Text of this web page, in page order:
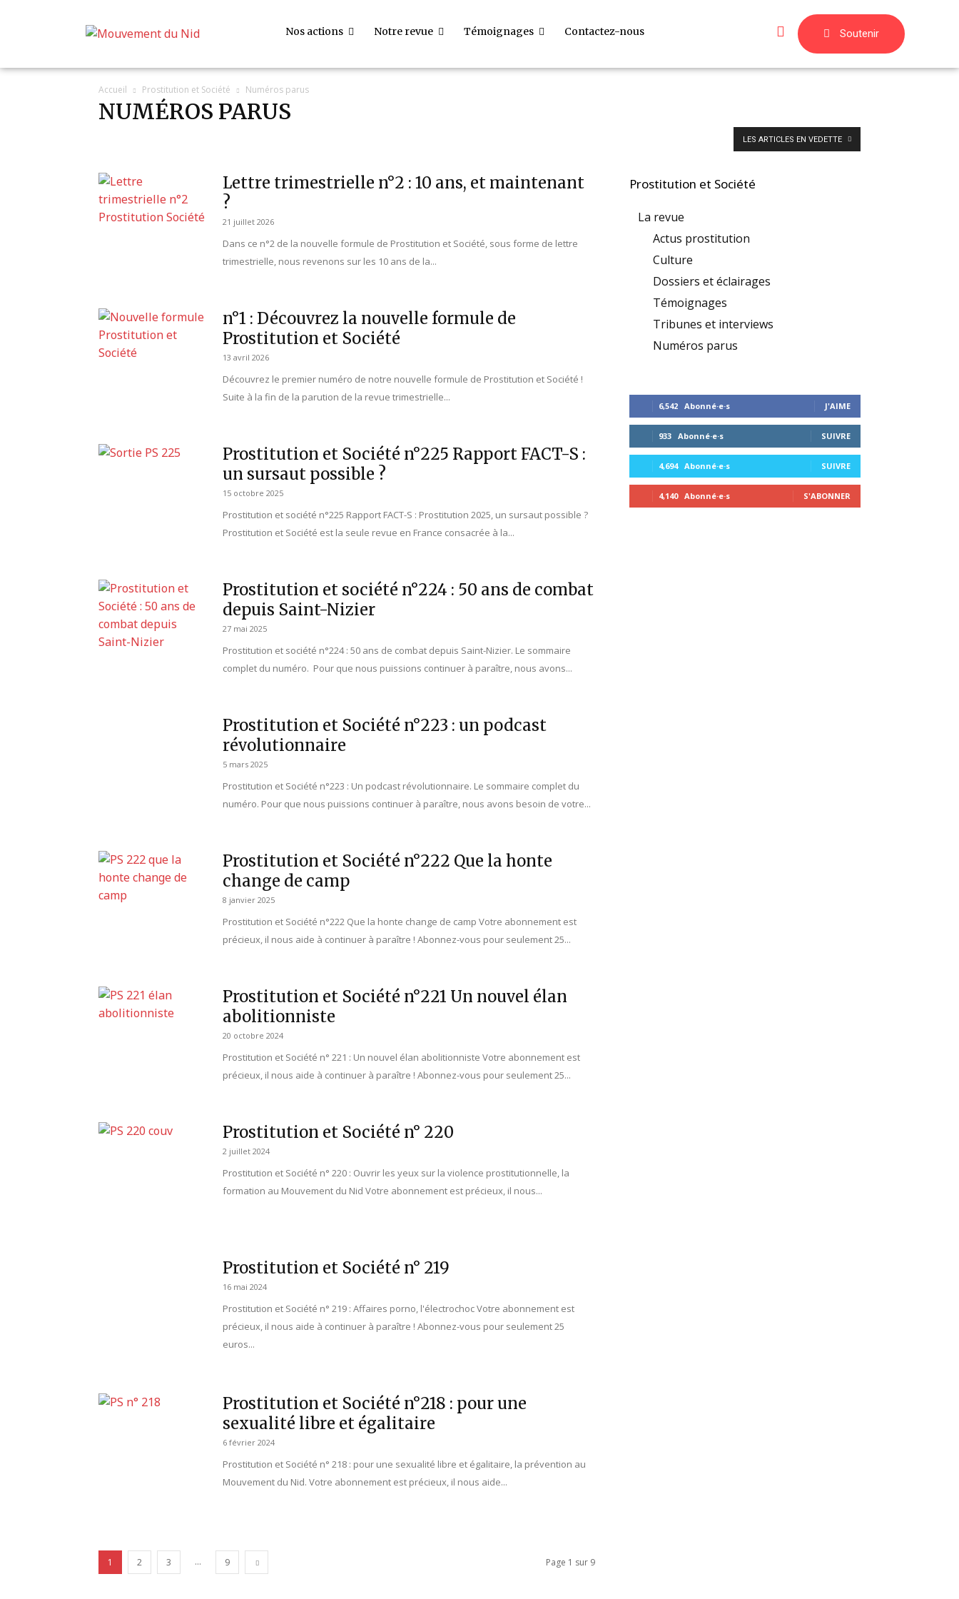
Soutenir
Nos actions Notre revue Témoignages Contactez-nous
Accueil Prostitution et Société Numéros parus
NUMÉROS PARUS
LES ARTICLES EN VEDETTE
Lettre trimestrielle n°2 : 10 ans, et maintenant
?
21 juillet 2026
Dans ce n°2 de la nouvelle formule de Prostitution et Société, sous forme de lettre
trimestrielle, nous revenons sur les 10 ans de la...
n°1 : Découvrez la nouvelle formule de
Prostitution et Société
13 avril 2026
Découvrez le premier numéro de notre nouvelle formule de Prostitution et Société !
Suite à la fin de la parution de la revue trimestrielle...
Prostitution et Société n°225 Rapport FACT-S :
un sursaut possible ?
15 octobre 2025
Prostitution et société n°225 Rapport FACT-S : Prostitution 2025, un sursaut possible ?
Prostitution et Société est la seule revue en France consacrée à la...
Prostitution et société n°224 : 50 ans de combat
depuis Saint-Nizier
27 mai 2025
Prostitution et société n°224 : 50 ans de combat depuis Saint-Nizier. Le sommaire
complet du numéro. Pour que nous puissions continuer à paraître, nous avons...
Prostitution et Société n°223 : un podcast
révolutionnaire
5 mars 2025
Prostitution et Société n°223 : Un podcast révolutionnaire. Le sommaire complet du
numéro. Pour que nous puissions continuer à paraître, nous avons besoin de votre...
Prostitution et Société n°222 Que la honte
change de camp
8 janvier 2025
Prostitution et Société n°222 Que la honte change de camp Votre abonnement est
précieux, il nous aide à continuer à paraître ! Abonnez-vous pour seulement 25...
Prostitution et Société n°221 Un nouvel élan
abolitionniste
20 octobre 2024
Prostitution et Société n° 221 : Un nouvel élan abolitionniste Votre abonnement est
précieux, il nous aide à continuer à paraître ! Abonnez-vous pour seulement 25...
Prostitution et Société n° 220
2 juillet 2024
Prostitution et Société n° 220 : Ouvrir les yeux sur la violence prostitutionnelle, la
formation au Mouvement du Nid Votre abonnement est précieux, il nous...
Prostitution et Société n° 219
16 mai 2024
Prostitution et Société n° 219 : Affaires porno, l'électrochoc Votre abonnement est
précieux, il nous aide à continuer à paraître ! Abonnez-vous pour seulement 25
euros...
Prostitution et Société n°218 : pour une
sexualité libre et égalitaire
6 février 2024
Prostitution et Société n° 218 : pour une sexualité libre et égalitaire, la prévention au
Mouvement du Nid. Votre abonnement est précieux, il nous aide...
1 2 3 ... 9 Page 1 sur 9
Prostitution et Société
La revue
Actus prostitution
Culture
Dossiers et éclairages
Témoignages
Tribunes et interviews
Numéros parus
6,542 Abonné·e·s J'AIME
933 Abonné·e·s SUIVRE
4,694 Abonné·e·s SUIVRE
4,140 Abonné·e·s S'ABONNER